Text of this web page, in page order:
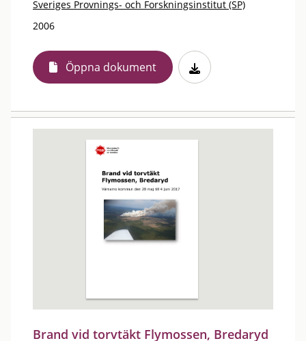
Sveriges Provnings- och Forskningsinstitut (SP)
2006
Öppna dokument
Brand vid torvtäkt Flymossen, Bredaryd